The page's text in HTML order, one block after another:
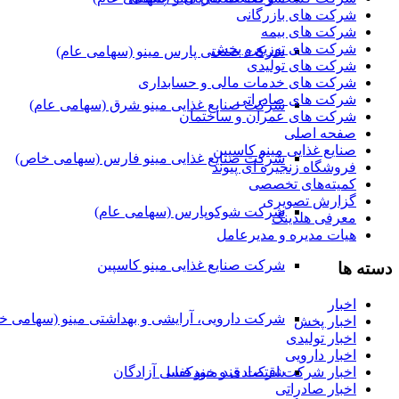
شرکت صنعتی پارس مینو (سهامی عام)
شرکت صنایع غذایی مینو شرق (سهامی عام)
شرکت صنایع غذایی مینو فارس (سهامی خاص)
شرکت شوکوپارس (سهامی عام)
شرکت صنایع غذایی مینو کاسپین
شرکت دارویی، آرایشی و بهداشتی مینو (سهامی
شرکت قند مینو فسا
شرکت های بازرگانی
شرکت های بیمه
شرکت های توزیع و پخش
شرکت های تولیدی
شرکت های خدمات مالی و حسابداری
شرکت های صادراتی
شرکت های عمران و ساختمان
صفحه اصلی
صنایع غذایی مینو کاسپین
فروشگاه زنجیره ای پیوند
کمیته‌های تخصصی
گزارش تصویری
معرفی هلدینگ
هیات مدیره و مدیرعامل
دسته ها
اخبار
اخبار پخش
اخبار تولیدی
اخبار دارویی
اخبار شرکت اقتصادی و خودکفایی آزادگان
اخبار صادراتی